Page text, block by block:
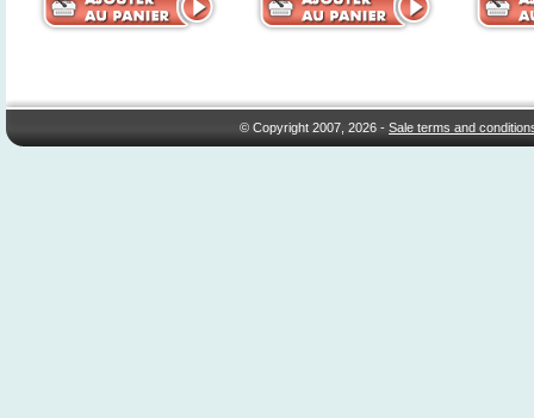
© Copyright 2007, 2026 -Sale terms and